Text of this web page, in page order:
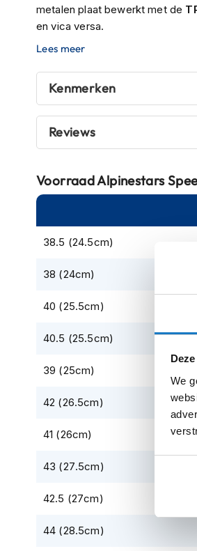
We
Kinder
scooterhelmen
Systeemhelmen
Jethelmen
Integraalhelmen
Crosshelmen
Fietshelmen
accessoires
Vizieren
Pinlocks
Onderhoud
houder
kapstok
Motorjassen
motorjassen
Dames
metalen plaat bewerkt met de
en vica versa.
Lees meer
Kenmerken
Reviews
VoorraadAlpinestars
38.5 (24.5cm)
38 (24cm)
40 (25.5cm)
40.5 (25.5cm)
39 (25cm)
42 (26.5cm)
41 (26cm)
43 (27.5cm)
42.5 (27cm)
44 (28.5cm)